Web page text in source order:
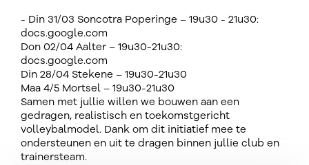
- Din 31/03 Soncotra Poperinge – 19u30 - 21u30:
docs.google.com
Don 02/04 Aalter – 19u30-21u30:
docs.google.com
Din 28/04 Stekene – 19u30-21u30
Maa 4/5 Mortsel – 19u30-21u30
Samen met jullie willen we bouwen aan een
gedragen, realistisch en toekomstgericht
volleybalmodel. Dank om dit initiatief mee te
ondersteunen en uit te dragen binnen jullie club en
trainersteam.